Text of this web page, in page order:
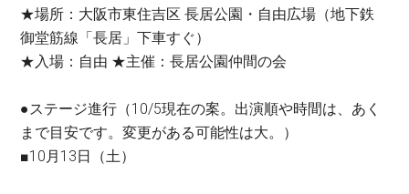
★場所：大阪市東住吉区 長居公園・自由広場（地下鉄
御堂筋線「長居」下車すぐ）
★入場：自由 ★主催：長居公園仲間の会
●ステージ進行（10/5現在の案。出演順や時間は、あく
まで目安です。変更がある可能性は大。）
■10月13日（土）